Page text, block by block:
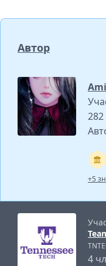
Автор
+5
4